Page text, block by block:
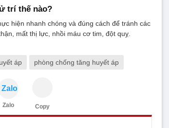
trí thế nào?
hiện nhanh chóng và đúng cách để tránh các
mất thị lực, nhồi máu cơ tim, đột quỵ.
áp phòng chống tăng huyết áp
Zalo
Zalo Copy